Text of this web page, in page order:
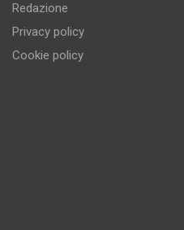
Redazione
Privacy policy
Cookie policy